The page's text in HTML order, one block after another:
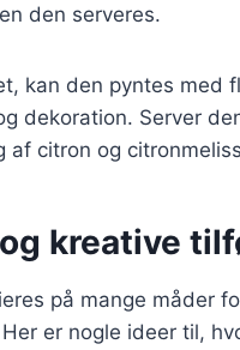
den serveres.
kan den pyntes med
dekoration. Server
af citron og
kreative
på mange måder
er nogle ideer til,